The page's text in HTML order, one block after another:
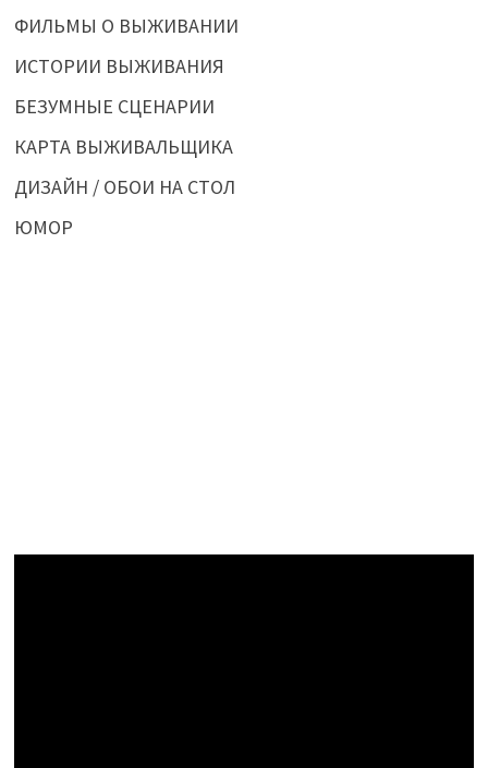
ФИЛЬМЫ О ВЫЖИВАНИИ
ИСТОРИИ ВЫЖИВАНИЯ
БЕЗУМНЫЕ СЦЕНАРИИ
КАРТА ВЫЖИВАЛЬЩИКА
ДИЗАЙН / ОБОИ НА СТОЛ
ЮМОР